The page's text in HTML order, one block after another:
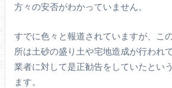
方々の安否がわかっていません。
すでに色々と報道されていますが、こ
所は土砂の盛り土や宅地造成が行われ
業者に対して是正勧告をしていたとい
ます。